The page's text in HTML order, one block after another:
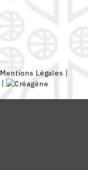
Mentions Légales |
|